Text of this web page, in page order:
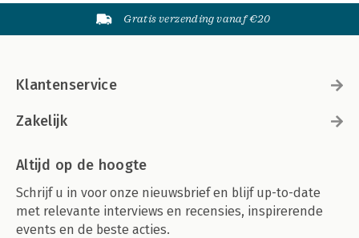
Gratis verzending vanaf €20
Klantenservice
Zakelijk
Altijd op de hoogte
Schrijf u in voor onze nieuwsbrief en blijf up-to-date
met relevante interviews en recensies, inspirerende
events en de beste acties.